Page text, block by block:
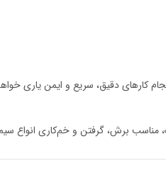
کارهای دقیق، سریع و ایمن یاری